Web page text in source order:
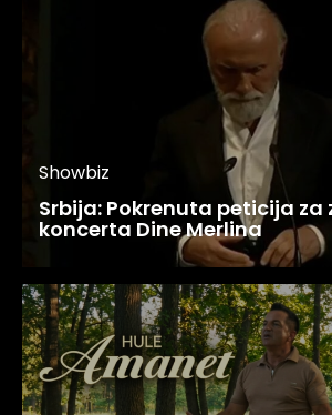
Showbiz
Srbija: Pokrenuta peticija za
koncerta Dine Merlina